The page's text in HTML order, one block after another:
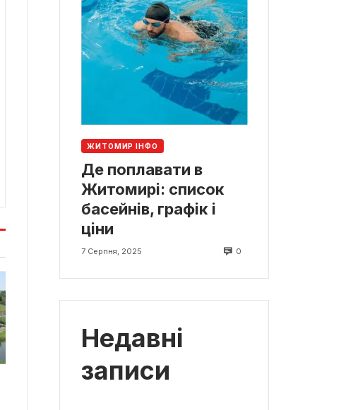
ЖИТОМИР ІНФО
Де поплавати в
Житомирі: список
басейнів, графік і
ціни
7 Серпня, 2025 0
Недавні
записи